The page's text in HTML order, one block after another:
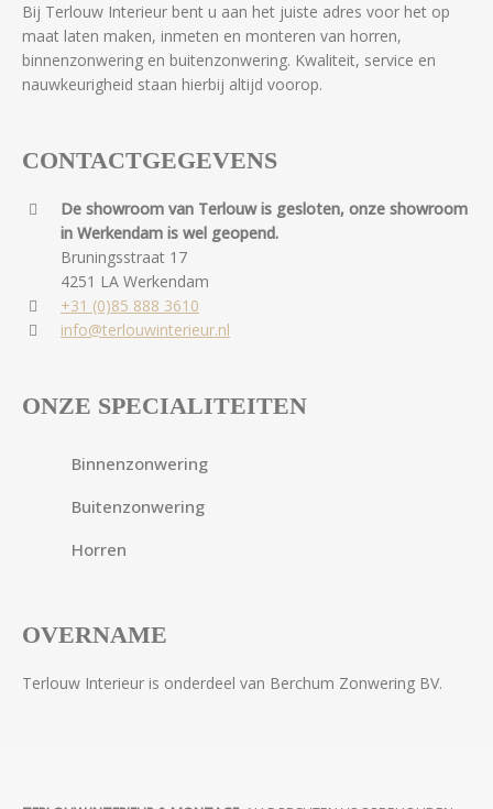
Bij Terlouw Interieur bent u aan het juiste adres voor het op
maat laten maken, inmeten en monteren van horren,
binnenzonwering en buitenzonwering. Kwaliteit, service en
nauwkeurigheid staan hierbij altijd voorop.
CONTACTGEGEVENS
De showroom van Terlouw is gesloten, onze showroom
in Werkendam is wel geopend.
Bruningsstraat 17
4251 LA Werkendam
+31 (0)85 888 3610
info@terlouwinterieur.nl
ONZE SPECIALITEITEN
Binnenzonwering
Buitenzonwering
Horren
OVERNAME
Terlouw Interieur is onderdeel van Berchum Zonwering BV.